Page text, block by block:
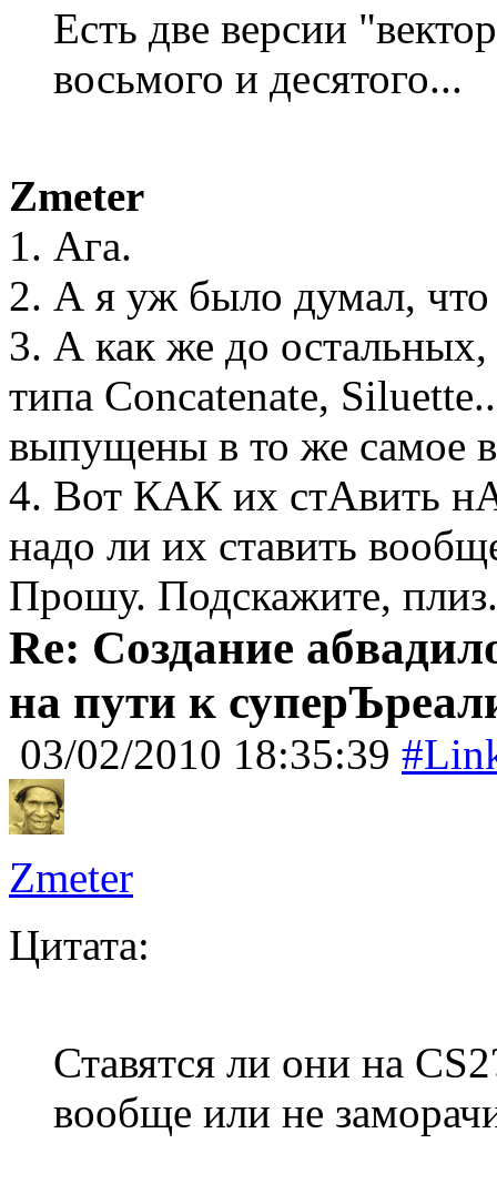
Есть две версии
восьмого и десятого...
Zmeter
1. Ага.
2. А я уж было думал, что
3. А как же до
типа Concatenate,
выпущены в то же самое
4. Вот КАК их стАвить
надо ли их ставить
Прошу. Подскажите, плиз.
Re: Создание
на пути к
03/02/2010 18:35:39
Zmeter
Цитата:
Ставятся ли они на
вообще или не